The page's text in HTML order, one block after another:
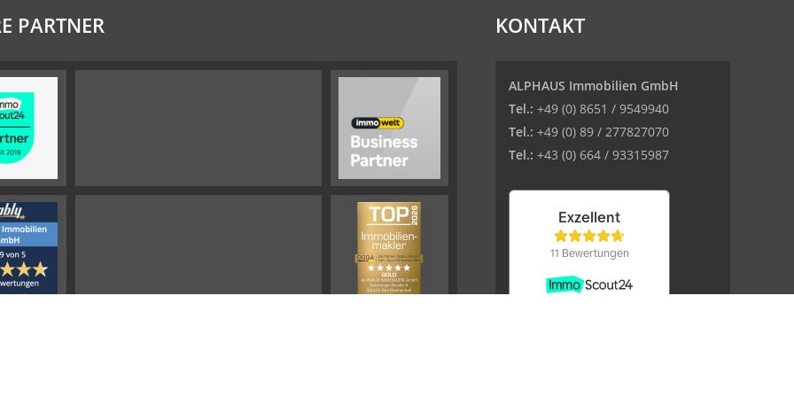
PARTNER KONTAKT
ALPHAUS Immobilien GmbH
Tel.: +49 (0) 8651 / 9549940
Tel.: +49 (0) 89 / 277827070
Tel.: +43 (0) 664 / 93315987